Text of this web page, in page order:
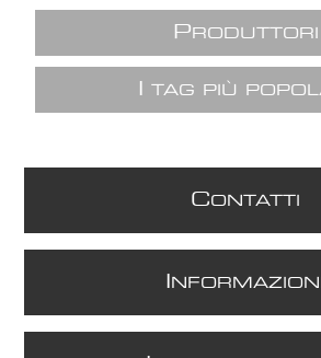
P RODUTTORI
TAG PIÙ
CONTATTI
NFORMAZIONI